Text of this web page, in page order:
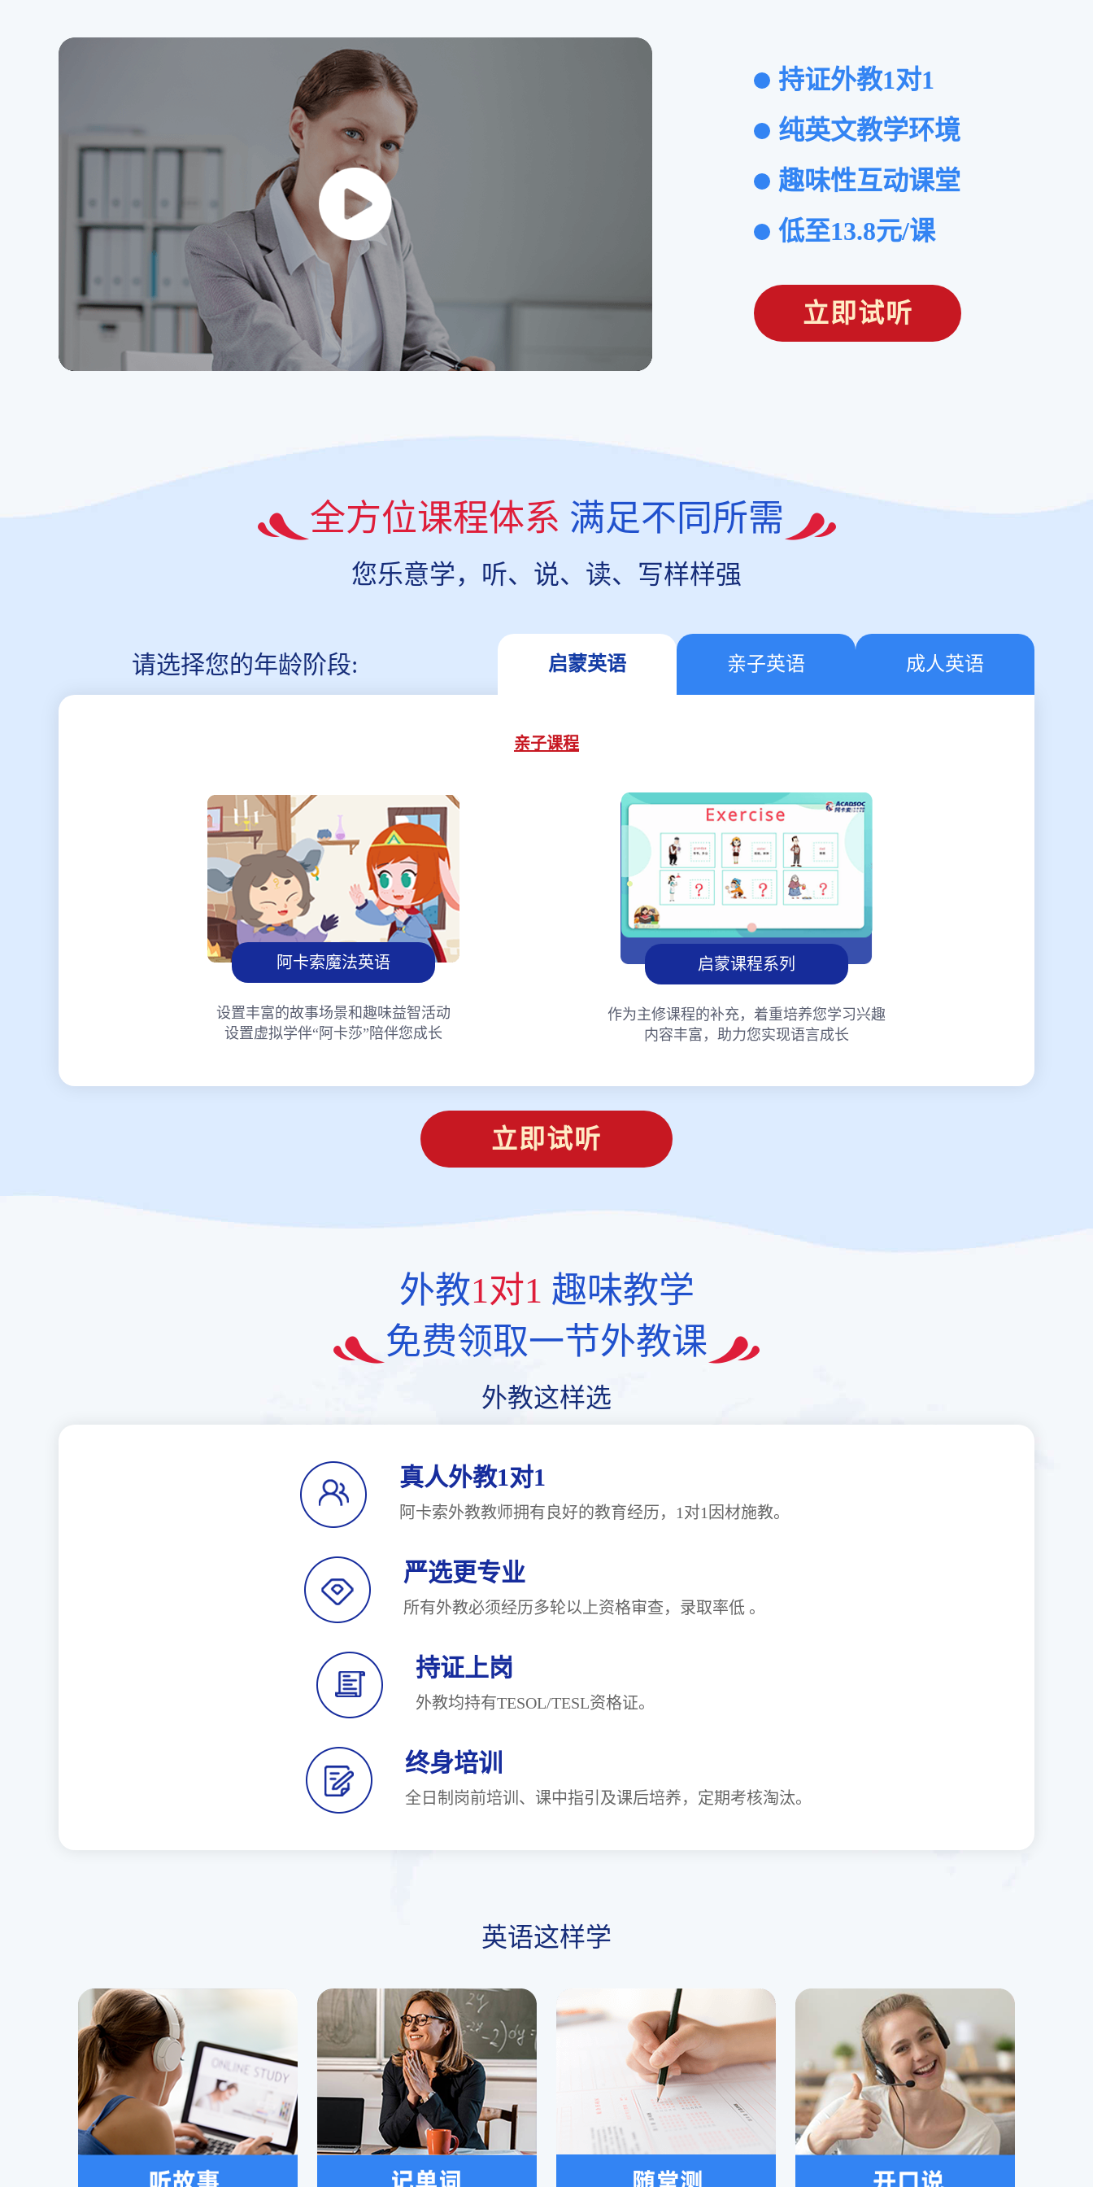
持证外教1对1
纯英文教学环境
趣味性互动课堂
低至13.8元/课
立即试听
全方位课程体系 满足不同所需
您乐意学，听、说、读、写样样强
请选择您的年龄阶段: 启蒙英语 亲子英语 成人英语
亲子课程
阿卡索魔法英语
设置丰富的故事场景和趣味益智活动
设置虚拟学伴“阿卡莎”陪伴您成长
启蒙课程系列
作为主修课程的补充，着重培养您学习兴趣
内容丰富，助力您实现语言成长
立即试听
外教1对1 趣味教学
免费领取一节外教课
外教这样选
真人外教1对1
阿卡索外教教师拥有良好的教育经历，1对1因材施教。
严选更专业
所有外教必须经历多轮以上资格审查，录取率低 。
持证上岗
外教均持有TESOL/TESL资格证。
终身培训
全日制岗前培训、课中指引及课后培养，定期考核淘汰。
英语这样学